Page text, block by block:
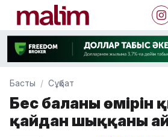
Басты Сұқбат
Бес баланың өмірін
қайдан шыққаны